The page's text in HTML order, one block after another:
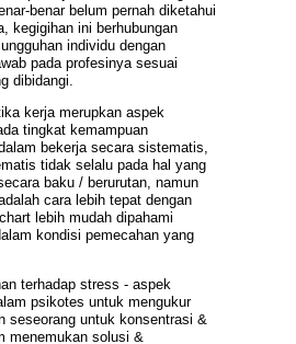
benar belum pernah diketahui
kegigihan ini berhubungan
individu dengan
pada profesinya sesuai
dibidangi.
kerja merupkan aspek
tingkat kemampuan
bekerja secara sistematis,
tidak selalu pada hal yang
baku / berurutan, namun
cara lebih tepat dengan
lebih mudah dipahami
kondisi pemecahan yang
terhadap stress - aspek
psikotes untuk mengukur
seseorang untuk konsentrasi &
menemukan solusi &